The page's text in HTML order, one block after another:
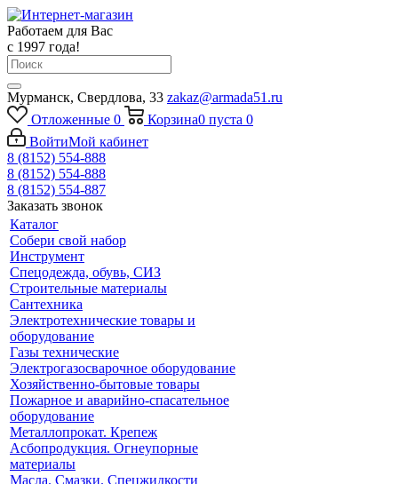
Работаем для Вас
с 1997 года!
Мурманск, Свердлова, 33 zakaz@armada51.ru
Отложенные 0 Корзина0 пуста 0
ВойтиМой кабинет
8 (8152) 554-888
8 (8152) 554-888
8 (8152) 554-887
Заказать звонок
Каталог
Собери свой набор
Инструмент
Спецодежда, обувь, СИЗ
Строительные материалы
Сантехника
Электротехнические товары и
оборудование
Газы технические
Электрогазосварочное оборудование
Хозяйственно-бытовые товары
Пожарное и аварийно-спасательное
оборудование
Металлопрокат. Крепеж
Асбопродукция. Огнеупорные
материалы
Масла. Смазки. Спецжидкости